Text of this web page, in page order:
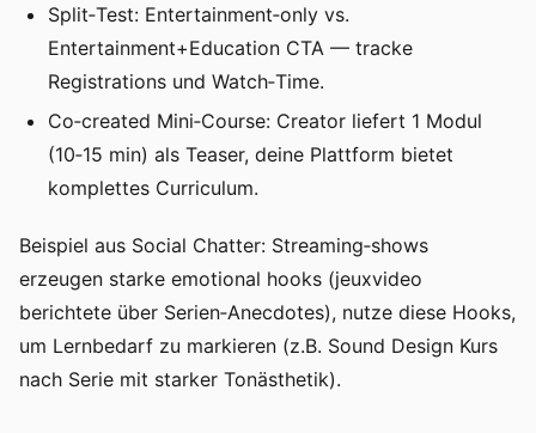
Split‑Test: Entertainment‑only vs.
Entertainment+Education CTA — tracke
Registrations und Watch‑Time.
Co‑created Mini‑Course: Creator liefert 1 Modul
(10‑15 min) als Teaser, deine Plattform bietet
komplettes Curriculum.
Beispiel aus Social Chatter: Streaming‑shows
erzeugen starke emotional hooks (jeuxvideo
berichtete über Serien‑Anecdotes), nutze diese Hooks,
um Lernbedarf zu markieren (z.B. Sound Design Kurs
nach Serie mit starker Tonästhetik).